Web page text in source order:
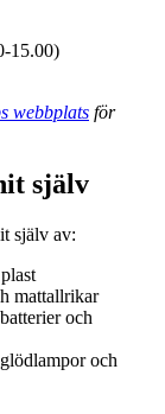
15.00)
webbplats för
själv
själv av:
mattallrikar
och
och